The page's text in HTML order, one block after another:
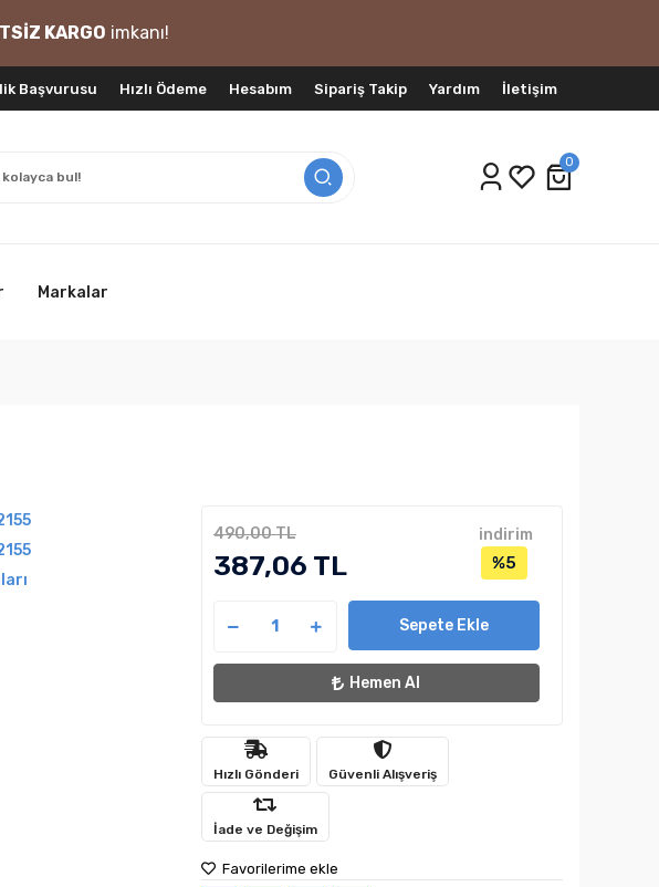
KARGO imkanı!
Başvurusu Hızlı Ödeme Hesabım Sipariş Takip Yardım İletişim
0
Markalar
490,00 TL
387,06 TL
indirim
%5
Sepete Ekle
Hemen Al
Hızlı Gönderi Güvenli Alışveriş
İade ve Değişim
Favorilerime ekle